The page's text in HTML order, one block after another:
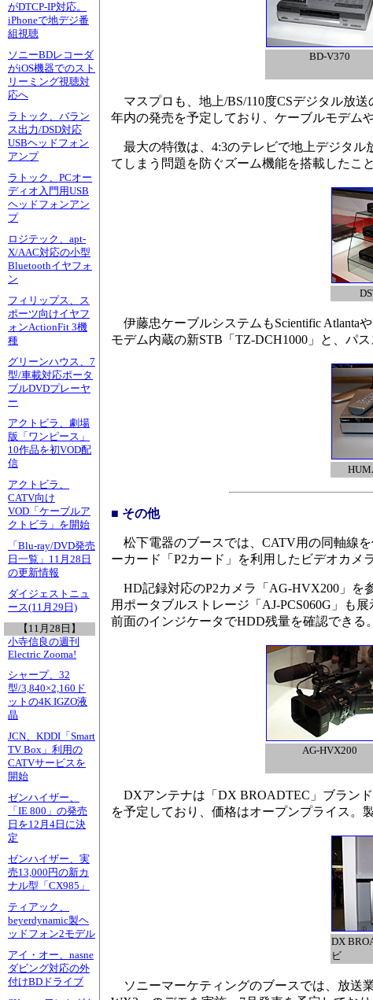
がDTCP-IP対応。
iPhoneで地デジ番
組視聴
ソニーBDレコーダ
がiOS機器でのスト
リーミング視聴対
応へ
ラトック、バラン
ス出力/DSD対応
USBヘッドフォン
アンプ
ラトック、PCオー
ディオ入門用USB
ヘッドフォンアン
プ
ロジテック、apt-
X/AAC対応の小型
Bluetoothイヤフォ
ン
フィリップス、ス
ポーツ向けイヤフ
ォンActionFit 3機
種
グリーンハウス、7
型/車載対応ポータ
ブルDVDプレーヤ
ー
アクトビラ、劇場
版「ワンピース」
10作品を初VOD配
信
アクトビラ、
CATV向け
VOD「ケーブルア
クトビラ」を開始
「Blu-ray/DVD発売
日一覧」11月28日
の更新情報
ダイジェストニュ
ース(11月29日)
【11月28日】
小寺信良の週刊
Electric Zooma!
シャープ、32
型/3,840×2,160ド
ットの4K IGZO液
晶
JCN、KDDI「Smart
TV Box」利用の
CATVサービスを
開始
ゼンハイザー、
「IE 800」の発売
日を12月4日に決
定
ゼンハイザー、実
売13,000円の新カ
ナル型「CX985」
ティアック、
beyerdynamic製ヘ
ッドフォン2モデル
アイ・オー、nasne
ダビング対応の外
付けBDドライブ
BD-V370
マスプロも、地上/BS/110度CSデジタル放
年内の発売を予定しており、ケーブルモデム
最大の特徴は、4:3のテレビで地上デジタル
てしまう問題を防ぐズーム機能を搭載したこ
伊藤忠ケーブルシステムもScientific Atlanta
モデム内蔵の新STB「TZ-DCH1000」と、パ
■ その他
松下電器のブースでは、CATV用の同軸線
ーカード「P2カード」を利用したビデオカメ
HD記録対応のP2カメラ「AG-HVX200」を
用ポータブルストレージ「AJ-PCS060G」も
前面のインジケータでHDD残量を確認できる
AG-HVX200
DXアンテナは「DX BROADTEC」ブランド
を予定しており、価格はオープンプライス。
DX
ビ
ソニーマーケティングのブースでは、放送